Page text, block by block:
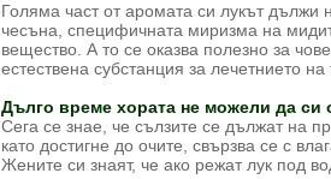
Голяма част от аромата си лукът
чесъна, специфичната миризма на
вещество. А то се оказва полезно за
естествена субстанция за лечетнието на
Дълго време хората не можели да си
Сега се знае, че сълзите се дължат на
като достигне до очите, свързва се с
Жените си знаят, че ако режат лук под